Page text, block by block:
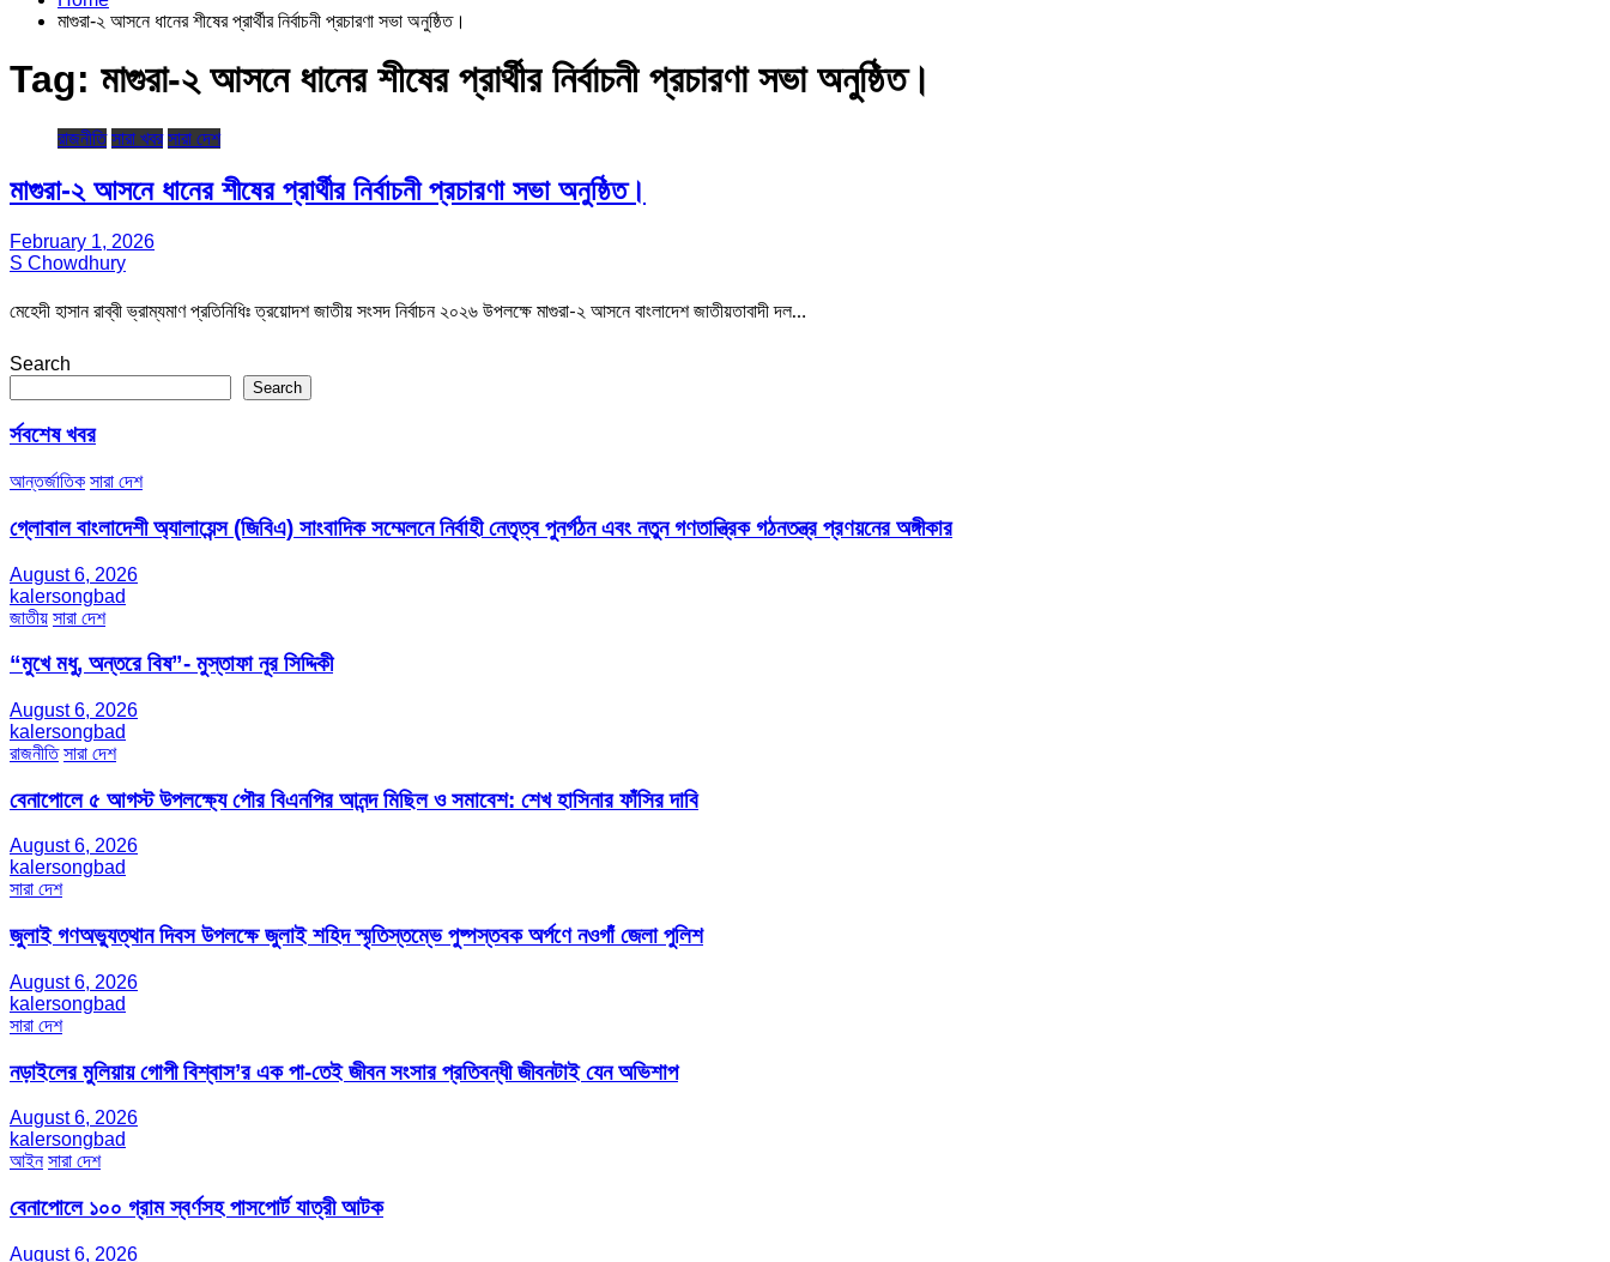
মাগুরা-২ আসনে ধানের শীষের প্রার্থীর নির্বাচনী প্রচারণা সভা অনুষ্ঠিত।
Tag: মাগুরা-২ আসনে ধানের শীষের প্রার্থীর নির্বাচনী প্রচারণা সভা অনুষ্ঠিত।
রাজনীতি সারা খবর সারা দেশ
মাগুরা-২ আসনে ধানের শীষের প্রার্থীর নির্বাচনী প্রচারণা সভা অনুষ্ঠিত।
February 1, 2026
S Chowdhury
মেহেদী হাসান রাব্বী ভ্রাম্যমাণ প্রতিনিধিঃ ত্রয়োদশ জাতীয় সংসদ নির্বাচন ২০২৬ উপলক্ষে মাগুরা-২ আসনে বাংলাদেশ জাতীয়তাবাদী দল…
Search
Search
র্সবশেষ খবর
আন্তর্জাতিক সারা দেশ
গ্লোবাল বাংলাদেশী অ্যালায়েন্স (জিবিএ) সাংবাদিক সম্মেলনে নির্বাহী নেতৃত্ব পুনর্গঠন এবং নতুন গণতান্ত্রিক গঠনতন্ত্র প্রণয়নের অঙ্গীকার
August 6, 2026
kalersongbad
জাতীয় সারা দেশ
“মুখে মধু, অন্তরে বিষ”- মুস্তাফা নূর সিদ্দিকী
August 6, 2026
kalersongbad
রাজনীতি সারা দেশ
বেনাপোলে ৫ আগস্ট উপলক্ষ্যে পৌর বিএনপির আনন্দ মিছিল ও সমাবেশ: শেখ হাসিনার ফাঁসির দাবি
August 6, 2026
kalersongbad
সারা দেশ
জুলাই গণঅভ্যুত্থান দিবস উপলক্ষে জুলাই শহিদ স্মৃতিস্তম্ভে পুষ্পস্তবক অর্পণে নওগাঁ জেলা পুলিশ
August 6, 2026
kalersongbad
সারা দেশ
নড়াইলের মুলিয়ায় গোপী বিশ্বাস’র এক পা-তেই জীবন সংসার প্রতিবন্ধী জীবনটাই যেন অভিশাপ
August 6, 2026
kalersongbad
আইন সারা দেশ
বেনাপোলে ১০০ গ্রাম স্বর্ণসহ পাসপোর্ট যাত্রী আটক
August 6, 2026